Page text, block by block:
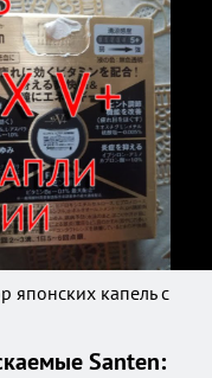
японских капель с
Santen: